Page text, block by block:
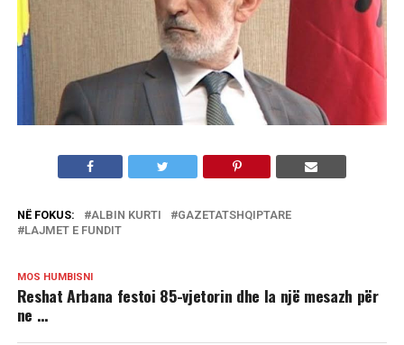
NË FOKUS: ALBIN KURTI
GAZETATSHQIPTARE
LAJMET E FUNDIT
MOS HUMBISNI
Reshat Arbana festoi 85-vjetorin dhe la një mesazh për
ne …